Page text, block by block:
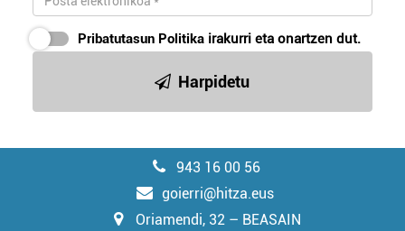
Pribatutasun Politika irakurri eta onartzen dut.
Harpidetu
943 16 00 56
goierri@hitza.eus
Oriamendi, 32 – BEASAIN